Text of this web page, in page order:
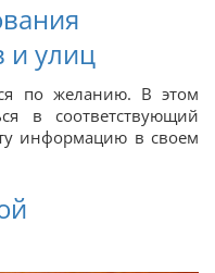
и улиц
по желанию. В этом
в соответствующий
информацию в своем